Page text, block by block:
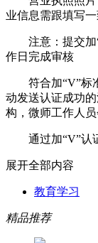
业信息需跟填写
注意：提交
作日完成审核
符合加“V”标
动发送认证成功
构，微师工作人
通过加“V”认
展开全部内容
教育学习
精品推荐